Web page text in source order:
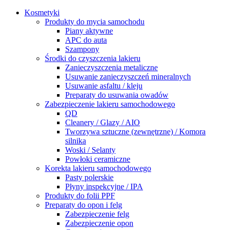
Kosmetyki
Produkty do mycia samochodu
Piany aktywne
APC do auta
Szampony
Środki do czyszczenia lakieru
Zanieczyszczenia metaliczne
Usuwanie zanieczyszczeń mineralnych
Usuwanie asfaltu / kleju
Preparaty do usuwania owadów
Zabezpieczenie lakieru samochodowego
QD
Cleanery / Glazy / AIO
Tworzywa sztuczne (zewnętrzne) / Komora
silnika
Woski / Selanty
Powłoki ceramiczne
Korekta lakieru samochodowego
Pasty polerskie
Płyny inspekcyjne / IPA
Produkty do folii PPF
Preparaty do opon i felg
Zabezpieczenie felg
Zabezpieczenie opon